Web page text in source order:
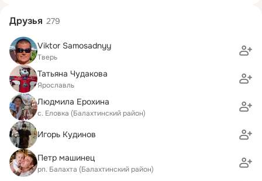
Друзья 279
Viktor Samosadnyy
Тверь
Татьяна Чудакова
Ярославль
Людмила Ерохина
с. Еловка (Балахтинский район)
Игорь Кудинов
Петр машинец
рп. Балахта (Балахтинский район)